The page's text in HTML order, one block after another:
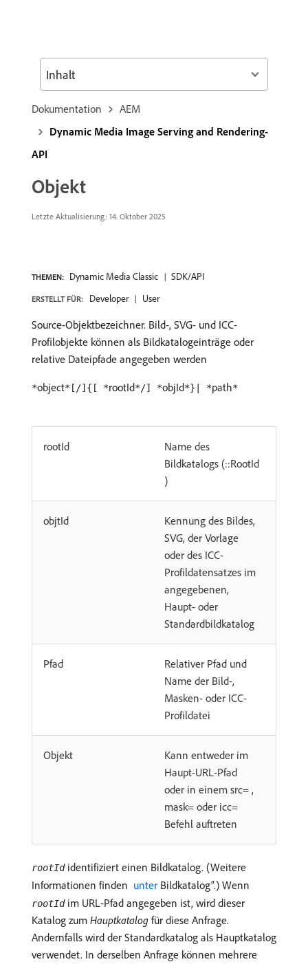
Dokumentation
AEM
Dynamic Media Image Serving and Rendering-
API
Objekt
Letzte Aktualisierung: 14. Oktober 2025
THEMEN: Dynamic Media Classic SDK/API
ERSTELLT FÜR: Developer User
Source-Objektbezeichner. Bild-, SVG- und ICC-
Profilobjekte können als Bildkatalogeinträge oder
relative Dateipfade angegeben werden
*object*[/]{[ *rootId*/] *objId*}| *path*
rootId
Name des
Bildkatalogs (::RootId
)
objtId
Kennung des Bildes,
SVG, der Vorlage
oder des ICC-
Profildatensatzes im
angegebenen,
Haupt- oder
Standardbildkatalog
Pfad
Relativer Pfad und
Name der Bild-,
Masken- oder ICC-
Profildatei
Objekt
Kann entweder im
Haupt-URL-Pfad
oder in einem src= ,
mask= oder icc=
Befehl auftreten
rootIdidentifiziert einen Bildkatalog. (Weitere
Informationen finden ​ unter ​ Bildkatalog“.) Wenn
rootIdim URL-Pfad angegeben ist, wird dieser
Katalog zum Hauptkatalog für diese Anfrage.
Andernfalls wird der Standardkatalog als Hauptkatalog
verwendet. In derselben Anfrage können mehrere
Inhalt